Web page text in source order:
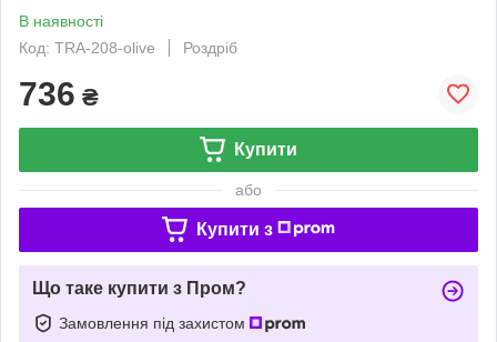
В наявності
Код: TRA-208-olive
Роздріб
736 ₴
Купити
або
Купити з
Що таке купити з Пром?
Замовлення під захистом